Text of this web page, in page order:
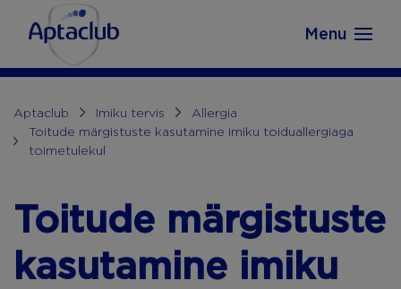
Skip to content
Aptaclub.ee Menu
Aptaclub Imiku tervis
Allergia
Toitude märgistuste kasutamine imiku toiduallergiaga
toimetulekul
Toitude märgistuste
kasutamine imiku